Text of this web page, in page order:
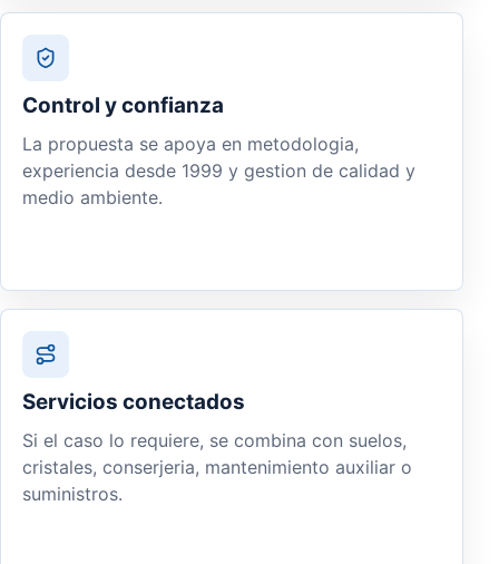
Control y confianza
La propuesta se apoya en metodologia,
experiencia desde 1999 y gestion de calidad y
medio ambiente.
Servicios conectados
Si el caso lo requiere, se combina con suelos,
cristales, conserjeria, mantenimiento auxiliar o
suministros.